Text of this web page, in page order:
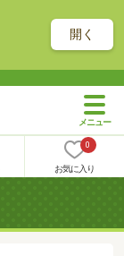
開く
0
お気に入り